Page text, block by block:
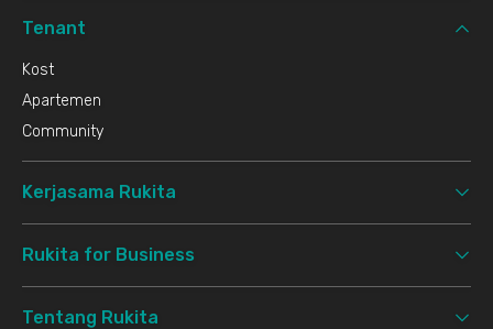
Tenant
Kost
Apartemen
Community
Kerjasama Rukita
Rukita for Business
Tentang Rukita